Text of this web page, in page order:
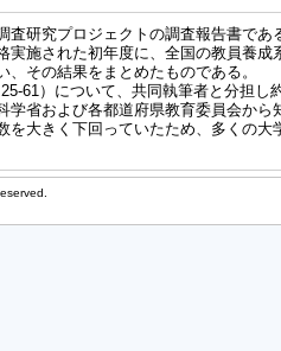
研究プロジェクトの調査報告書であ
施された初年度に、全国の教員養成
その結果をまとめたものである。
61）について、共同執筆者と分担し
学省および各都道府県教育委員会から
を大きく下回っていたため、多くの大